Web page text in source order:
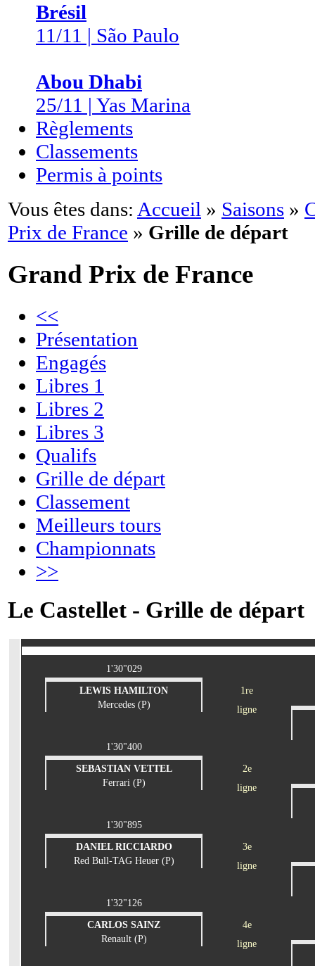
Brésil
11/11 | São Paulo
Abou Dhabi
25/11 | Yas Marina
Règlements
Classements
Permis à points
Vous êtes dans: Accueil » Saisons »
Prix de France » Grille de départ
Grand Prix de France
<<
Présentation
Engagés
Libres 1
Libres 2
Libres 3
Qualifs
Grille de départ
Classement
Meilleurs tours
Championnats
>>
Le Castellet - Grille de départ
1'30"029
LEWIS HAMILTON
Mercedes (P)
1re
ligne
1'30"400
SEBASTIAN VETTEL
Ferrari (P)
2e
ligne
1'30"895
DANIEL RICCIARDO
Red Bull-TAG Heuer (P)
3e
ligne
1'32"126
CARLOS SAINZ
Renault (P)
4e
ligne